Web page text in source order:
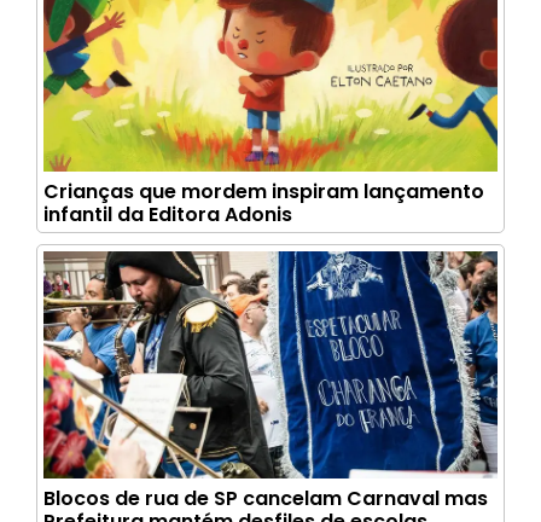
Crianças que mordem inspiram lançamento
infantil da Editora Adonis
Blocos de rua de SP cancelam Carnaval mas